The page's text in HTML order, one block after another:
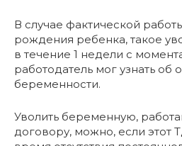
В случае фактической
рождения ребенка, такое
в течение 1 недели с
работодатель мог узнать об
беременности.
Уволить беременную,
договору, можно, если этот